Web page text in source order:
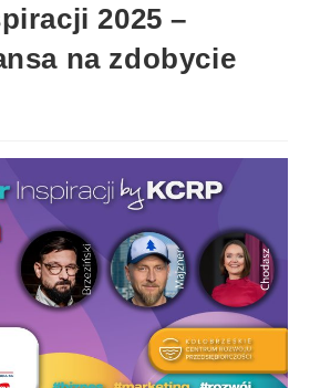
2025 –
na zdobycie